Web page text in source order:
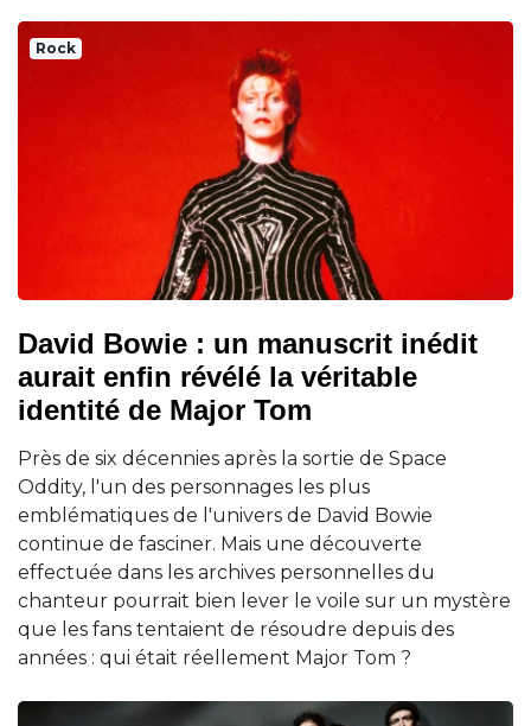
Rock
David Bowie : un manuscrit inédit
aurait enfin révélé la véritable
identité de Major Tom
Près de six décennies après la sortie de Space
Oddity, l'un des personnages les plus
emblématiques de l'univers de David Bowie
continue de fasciner. Mais une découverte
effectuée dans les archives personnelles du
chanteur pourrait bien lever le voile sur un mystère
que les fans tentaient de résoudre depuis des
années : qui était réellement Major Tom ?